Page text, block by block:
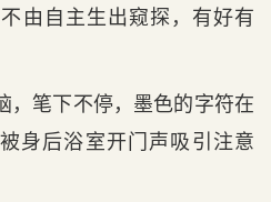
由自主生出窥探，有好有
，笔下不停，墨色的字符在
身后浴室开门声吸引注意